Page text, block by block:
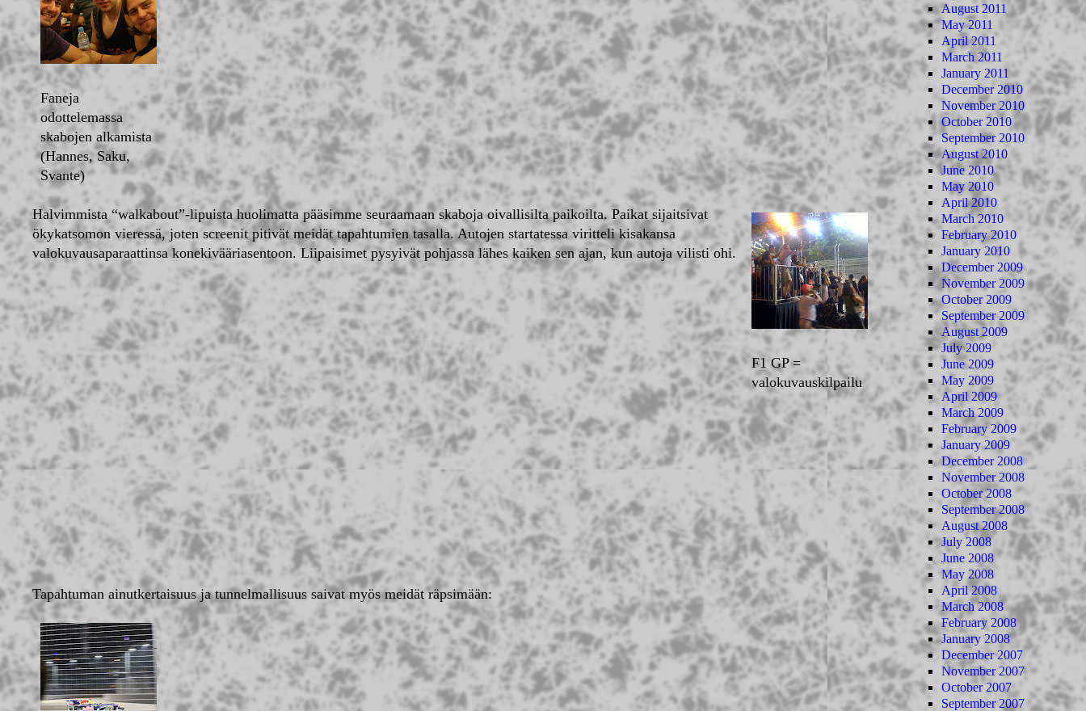
Faneja
odottelemassa
skabojen alkamista
(Hannes, Saku,
Svante)
F1 GP =
valokuvauskilpailu
Halvimmista “walkabout”-lipuista huolimatta pääsimme seuraamaan skaboja oivallisilta paikoilta. Paikat sijaitsivat
ökykatsomon vieressä, joten screenit pitivät meidät tapahtumien tasalla. Autojen startatessa viritteli kisakansa
valokuvausaparaattinsa konekivääriasentoon. Liipaisimet pysyivät pohjassa lähes kaiken sen ajan, kun autoja vilisti ohi.
Tapahtuman ainutkertaisuus ja tunnelmallisuus saivat myös meidät räpsimään:
August 2011
May 2011
April 2011
March 2011
January 2011
December 2010
November 2010
October 2010
September 2010
August 2010
June 2010
May 2010
April 2010
March 2010
February 2010
January 2010
December 2009
November 2009
October 2009
September 2009
August 2009
July 2009
June 2009
May 2009
April 2009
March 2009
February 2009
January 2009
December 2008
November 2008
October 2008
September 2008
August 2008
July 2008
June 2008
May 2008
April 2008
March 2008
February 2008
January 2008
December 2007
November 2007
October 2007
September 2007